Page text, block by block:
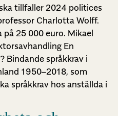
tillfaller 2024 politices
Charlotta Wolff.
på 25 000 euro. Mikael
En
Bindande språkkrav i
1950–2018, som
språkkrav hos anställda i